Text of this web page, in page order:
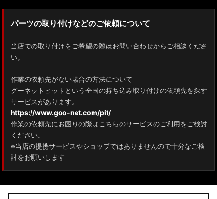
パーツの取り付けなどのご依頼について
当店での取り付けをご希望の際はお問い合わせからご相談くださ
い。
作業の依頼先がない場合の方法について
グーネットピットという全国の持ち込み取り付けの依頼先を探す
サービスがあります。
https://www.goo-net.com/pit/
作業の依頼先にお困りの際はこちらのサービスのご利用をご検討
ください。
※当店の提携サービスやショップではありませんので十分なご検
討をお願いします